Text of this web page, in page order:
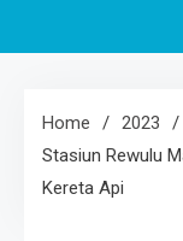
Home 2023
Stasiun Rewulu
Kereta Api